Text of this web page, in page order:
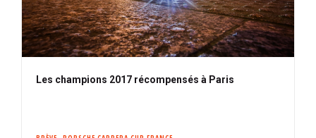
Les champions 2017 récompensés à Paris